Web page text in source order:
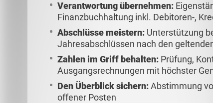
Verantwortung übernehmen:
Finanzbuchhaltung inkl. Debitoren-,
Abschlüsse meistern: Unterstützung
Jahresabschlüssen nach den
Zahlen im Griff behalten: Prüfung,
Ausgangsrechnungen mit höchster
Den Überblick sichern:Abstimmung
offener Posten